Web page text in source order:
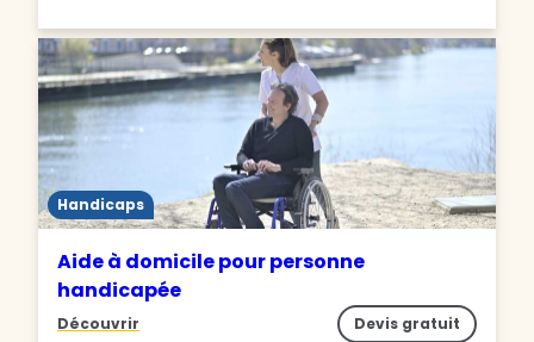
Handicaps
Aide à domicile pour personne
handicapée
Découvrir Devis gratuit